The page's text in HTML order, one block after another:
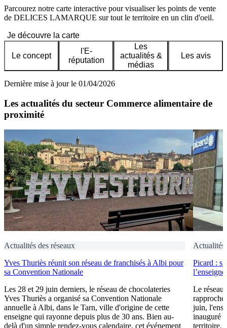
Parcourez notre carte interactive pour visualiser les points de vente
de DELICES LAMARQUE sur tout le territoire en un clin d'oeil.
Je découvre la carte
Le concept
l'E-
réputation
Les
actualités &
médias
Les avis
Dernière mise à jour le 01/04/2026
Les actualités du secteur Commerce alimentaire de
proximité
Actualités des réseaux
Yves Thuriès réunit son réseau de franchisés à Albi pour
sa Convention Nationale
Les 28 et 29 juin derniers, le réseau de chocolateries
Yves Thuriès a organisé sa Convention Nationale
annuelle à Albi, dans le Tarn, ville d'origine de cette
enseigne qui rayonne depuis plus de 30 ans. Bien au-
delà d'un simple rendez-vous calendaire, cet événement
Actualités
Picard :
Le réseau
rapproche
juin,
inauguré
territoire.